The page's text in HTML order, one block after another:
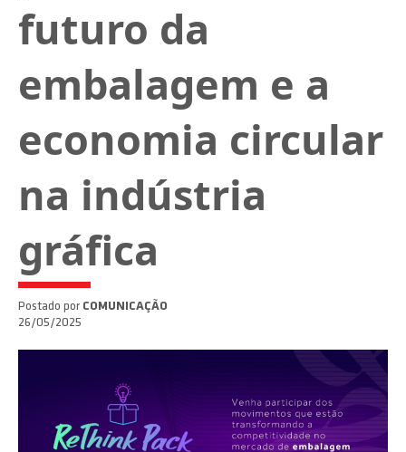
futuro da
embalagem e a
economia circular
na indústria
gráfica
Postado por COMUNICAÇÃO
26/05/2025